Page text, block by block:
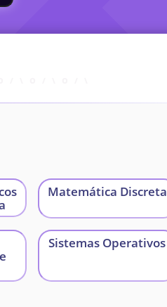
Matemática Discreta
Sistemas Operativos